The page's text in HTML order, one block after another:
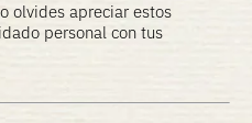
olvides apreciar estos
personal con tus